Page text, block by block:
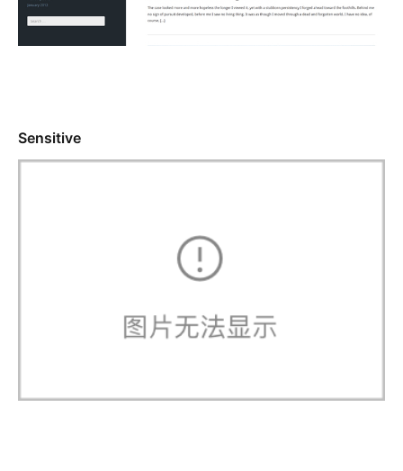
Sensitive